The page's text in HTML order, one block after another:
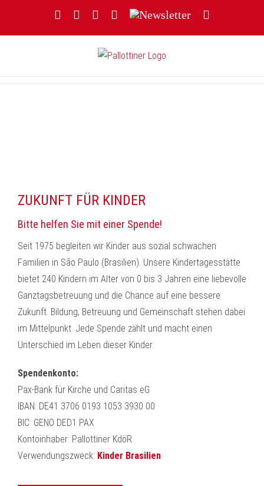
FacebookYouTubeInstagram
Threads
Newsletter
ZUKUNFT FÜR KINDER
Bitte helfen Sie mit einer Spende!
Seit 1975 begleiten wir Kinder aus sozial schwachen
Familien in São Paulo (Brasilien). Unsere Kindertagesstätte
bietet 240 Kindern im Alter von 0 bis 3 Jahren eine liebevolle
Ganztagsbetreuung und die Chance auf eine bessere
Zukunft. Bildung, Betreuung und Gemeinschaft stehen dabei
im Mittelpunkt. Jede Spende zählt und macht einen
Unterschied im Leben dieser Kinder.
Spendenkonto:
Pax-Bank für Kirche und Caritas eG
IBAN: DE41 3706 0193 1053 3930 00
BIC: GENO DED1 PAX
Kontoinhaber: Pallottiner KdöR
Verwendungszweck: Kinder Brasilien